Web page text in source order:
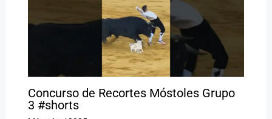
Concurso de Recortes Móstoles Grupo
3 #shorts